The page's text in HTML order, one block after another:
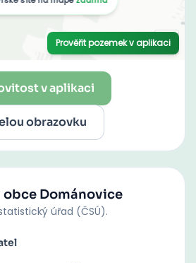
v aplikaci
obrazovku
obce Dománovice
úřad (ČSÚ).